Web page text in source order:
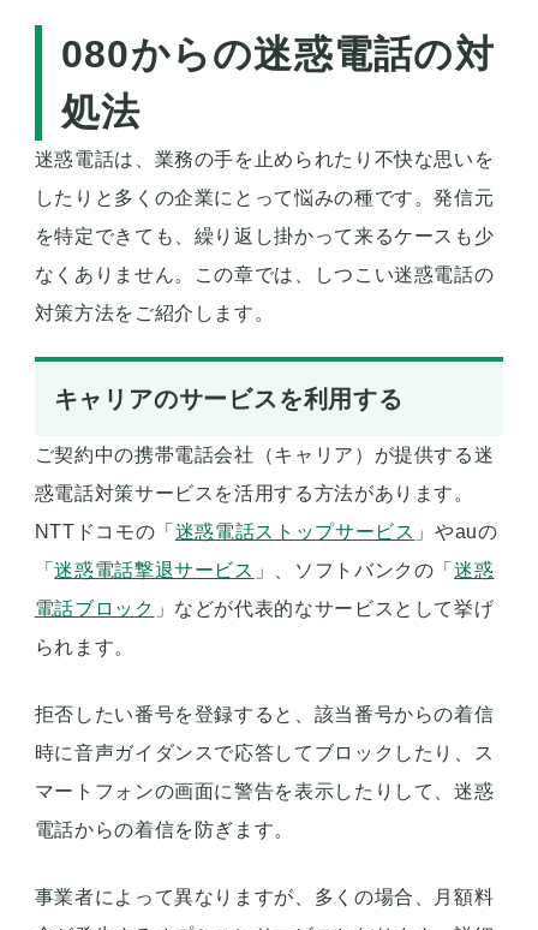
080からの迷惑電話の対
処法
迷惑電話は、業務の手を止められたり不快な思いを
したりと多くの企業にとって悩みの種です。発信元
を特定できても、繰り返し掛かって来るケースも少
なくありません。この章では、しつこい迷惑電話の
対策方法をご紹介します。
キャリアのサービスを利用する
ご契約中の携帯電話会社（キャリア）が提供する迷
惑電話対策サービスを活用する方法があります。
NTTドコモの「 迷惑電話ストップサービス 」やauの
「迷惑電話撃退サービス 」、ソフトバンクの「迷惑
電話ブロック 」などが代表的なサービスとして挙げ
られます。
拒否したい番号を登録すると、該当番号からの着信
時に音声ガイダンスで応答してブロックしたり、ス
マートフォンの画面に警告を表示したりして、迷惑
電話からの着信を防ぎます。
事業者によって異なりますが、多くの場合、月額料